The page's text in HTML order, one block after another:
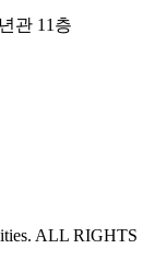
관 11층
ALL RIGHTS